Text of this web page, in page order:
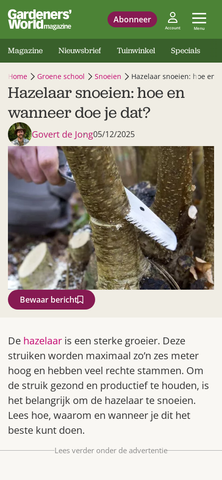
Abonneer
Account Menu
Gardeners’ World 08/2026
Bestel nu
Magazine Nieuwsbrief Tuinwinkel Specials
Home Groene school Snoeien Hazelaar snoeien: hoe en
Hazelaar snoeien: hoe en
wanneer doe je dat?
Govert de Jong05/12/2025
Bewaar bericht
De hazelaar is een sterke groeier. Deze
struiken worden maximaal zo’n zes meter
hoog en hebben veel rechte stammen. Om
de struik gezond en productief te houden, is
het belangrijk om de hazelaar te snoeien.
Lees hoe, waarom en wanneer je dit het
beste kunt doen.
Lees verder onder de advertentie